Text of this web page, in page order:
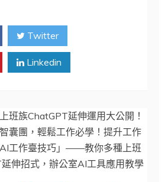
Twitter
Linkedin